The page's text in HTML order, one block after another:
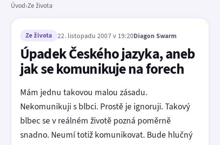
Úvod›Ze života
Ze života 22. listopadu 2007 v 19:20Diagon Swarm
Úpadek Českého jazyka, aneb
jak se komunikuje na forech
Mám jednu takovou malou zásadu.
Nekomunikuji s blbci. Prostě je ignoruji. Takový
blbec se v reálném životě pozná poměrně
snadno. Neumí totiž komunikovat. Bude hlučný